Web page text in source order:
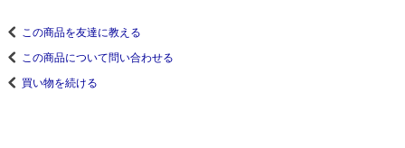
この商品を友達に教える
この商品について問い合わせる
買い物を続ける